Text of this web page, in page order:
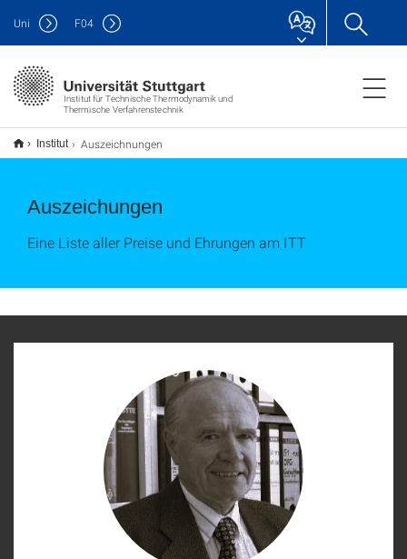
Institut für Technische Thermodynamik und
Thermische Verfahrenstechnik
Uni F04
Institut Auszeichnungen
Auszeichungen
Eine Liste aller Preise und Ehrungen am ITT